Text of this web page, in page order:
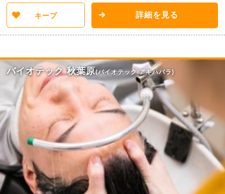
キープ 詳細を見る
バイオテック 秋葉原(バイオテック アキハバラ)